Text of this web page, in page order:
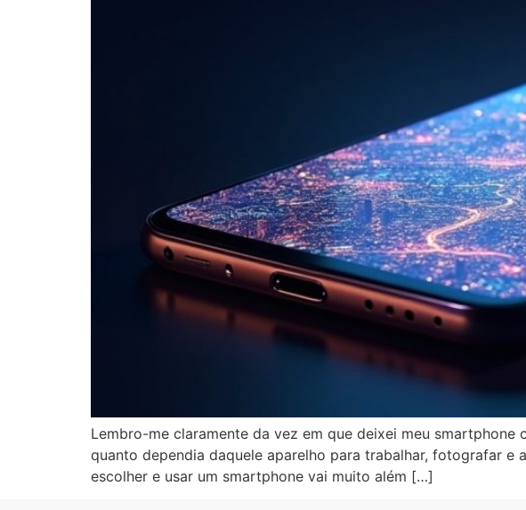
Lembro-me claramente da vez em que deixei meu
quanto dependia daquele aparelho para trabalhar, fotografar
escolher e usar um smartphone vai muito além […]